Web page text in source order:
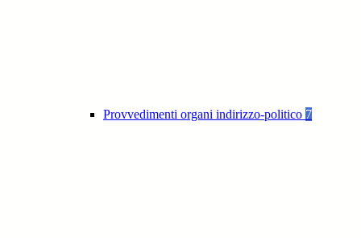
Provvedimenti organi indirizzo-politico 7